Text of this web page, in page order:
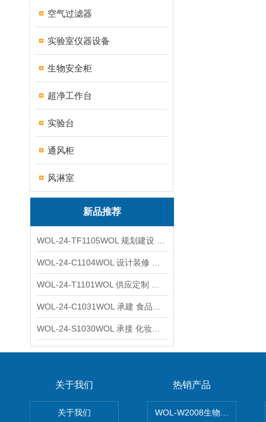
空气过滤器
实验室仪器设备
生物安全柜
超净工作台
实验台
通风柜
风淋室
新品推荐
关于我们
关于我们
热销产品
WOL-W2008生物制药GMP